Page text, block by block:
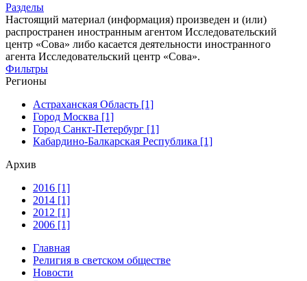
Разделы
Настоящий материал (информация) произведен и (или)
распространен иностранным агентом Исследовательский
центр «Сова» либо касается деятельности иностранного
агента Исследовательский центр «Сова».
Фильтры
Регионы
Астраханская Область [1]
Город Москва [1]
Город Санкт-Петербург [1]
Кабардино-Балкарская Республика [1]
Архив
2016 [1]
2014 [1]
2012 [1]
2006 [1]
Главная
Религия в светском обществе
Новости